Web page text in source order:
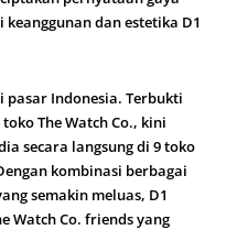
dan estetika D1
pasar Indonesia. Terbukti
The Watch Co., kini
secara langsung di 9 toko
kombinasi berbagai
semakin meluas, D1
Watch Co. friends yang